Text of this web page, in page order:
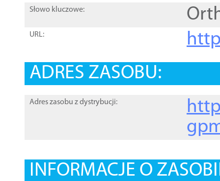
Słowo kluczowe:
URL:
ADRES ZASOBU:
Adres zasobu z dystrybucji:
INFORMACJE O